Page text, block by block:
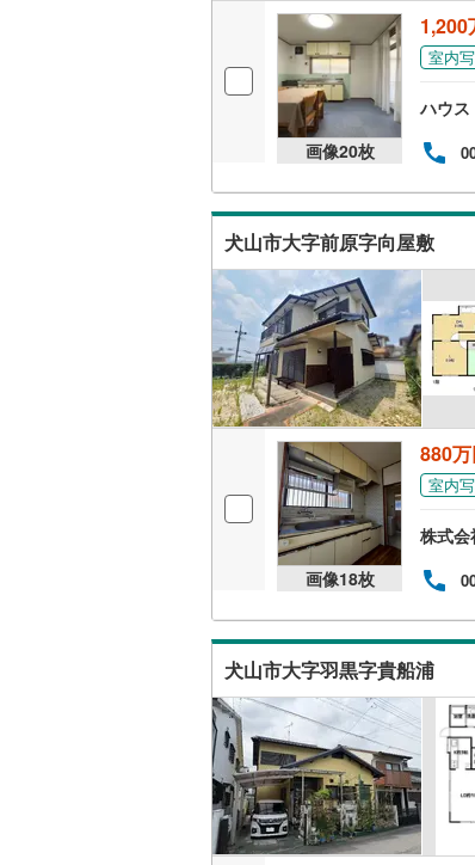
画像20枚
1,200
室内
ハウ
犬山市大字前原字向屋敷
画像18枚
880
室内
株式会
犬山市大字羽黒字貴船浦
オン